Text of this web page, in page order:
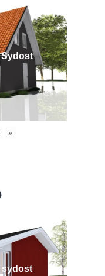
»
sydost